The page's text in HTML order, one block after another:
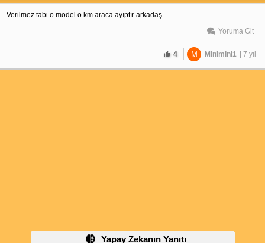
Verilmez tabi o model o km araca ayıptır arkadaş
Yoruma Git
4 M Minimini1 | 7 yıl
Yapay Zekanın Yanıtı